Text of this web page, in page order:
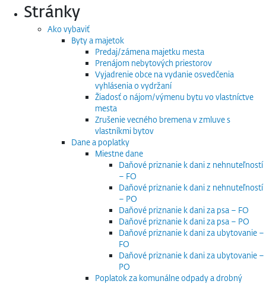
Stránky
Ako vybaviť
Byty a majetok
Predaj/zámena majetku mesta
Prenájom nebytových priestorov
Vyjadrenie obce na vydanie osvedčenia
vyhlásenia o vydržaní
Žiadosť o nájom/výmenu bytu vo vlastníctve
mesta
Zrušenie vecného bremena v zmluve s
vlastníkmi bytov
Dane a poplatky
Miestne dane
Daňové priznanie k dani z nehnuteľností
– FO
Daňové priznanie k dani z nehnuteľností
– PO
Daňové priznanie k dani za psa – FO
Daňové priznanie k dani za psa – PO
Daňové priznanie k dani za ubytovanie –
FO
Daňové priznanie k dani za ubytovanie –
PO
Poplatok za komunálne odpady a drobný